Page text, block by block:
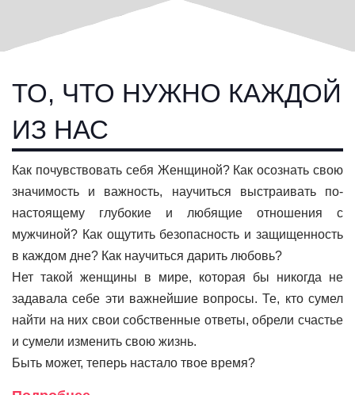
ТО, ЧТО НУЖНО КАЖДОЙ
ИЗ НАС
Как почувствовать себя Женщиной? Как осознать свою
значимость и важность, научиться выстраивать по-
настоящему глубокие и любящие отношения с
мужчиной? Как ощутить безопасность и защищенность
в каждом дне? Как научиться дарить любовь?
Нет такой женщины в мире, которая бы никогда не
задавала себе эти важнейшие вопросы. Те, кто сумел
найти на них свои собственные ответы, обрели счастье
и сумели изменить свою жизнь.
Быть может, теперь настало твое время?